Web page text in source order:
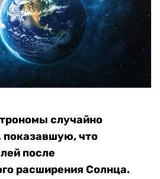
случайно
показавшую, что
после
расширения Солнца.